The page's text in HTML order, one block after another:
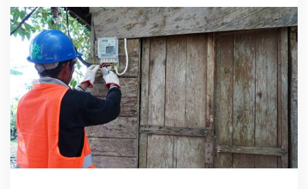
h
T
a
r
g
e
t
k
a
n
1
,
2